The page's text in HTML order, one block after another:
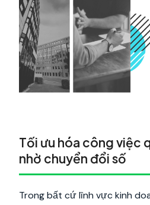
Tối ưu hóa công việc
nhờ chuyển đổi số
Trong bất cứ lĩnh vực kinh